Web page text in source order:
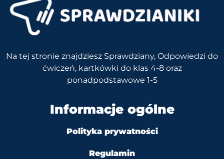
Na tej stronie znajdziesz Sprawdziany, Odpowiedzi do
ćwiczeń, kartkówki do klas 4-8 oraz
ponadpodstawowe 1-5
Informacje ogólne
Polityka prywatności
Regulamin